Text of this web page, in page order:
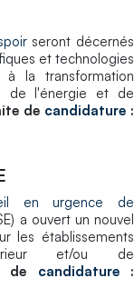
seront décernés
et technologies
à la transformation
de l'énergie et de
de candidature :
en urgence de
a ouvert un nouvel
les établissements
et/ou de
de candidature: